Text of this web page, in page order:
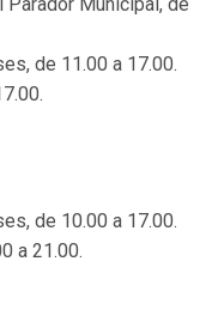
de 11.00 a 17.00.
de 10.00 a 17.00.
a 21.00.